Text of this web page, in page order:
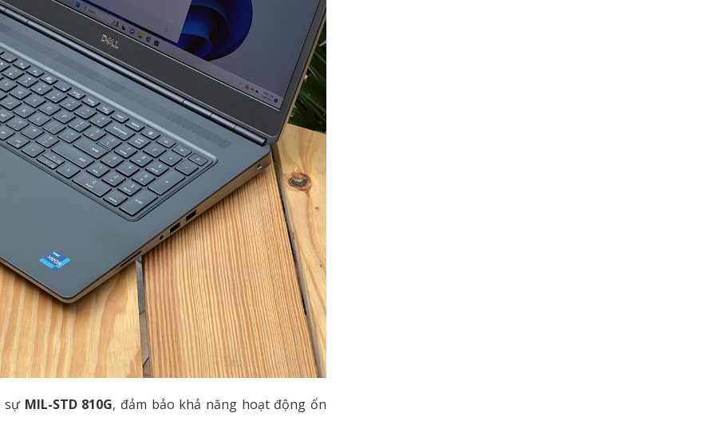
sự MIL-STD 810G, đảm bảo khả năng hoạt động ổn